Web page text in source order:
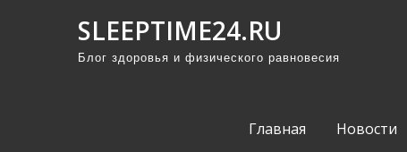
SLEEPTIME24.RU
Блог здоровья и физического равновесия
Главная Новости